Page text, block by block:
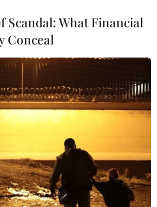
Huy Hùng/TTXVN)
tại Nhật Bản, Hãng
Việt Nam (Vietnam
phối hợp với Đại sứ quán
Scandal: What Financial
Conceal